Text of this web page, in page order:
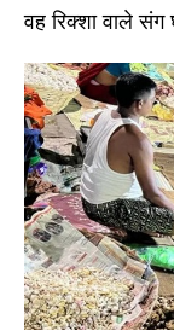
वह रिक्शा वाले